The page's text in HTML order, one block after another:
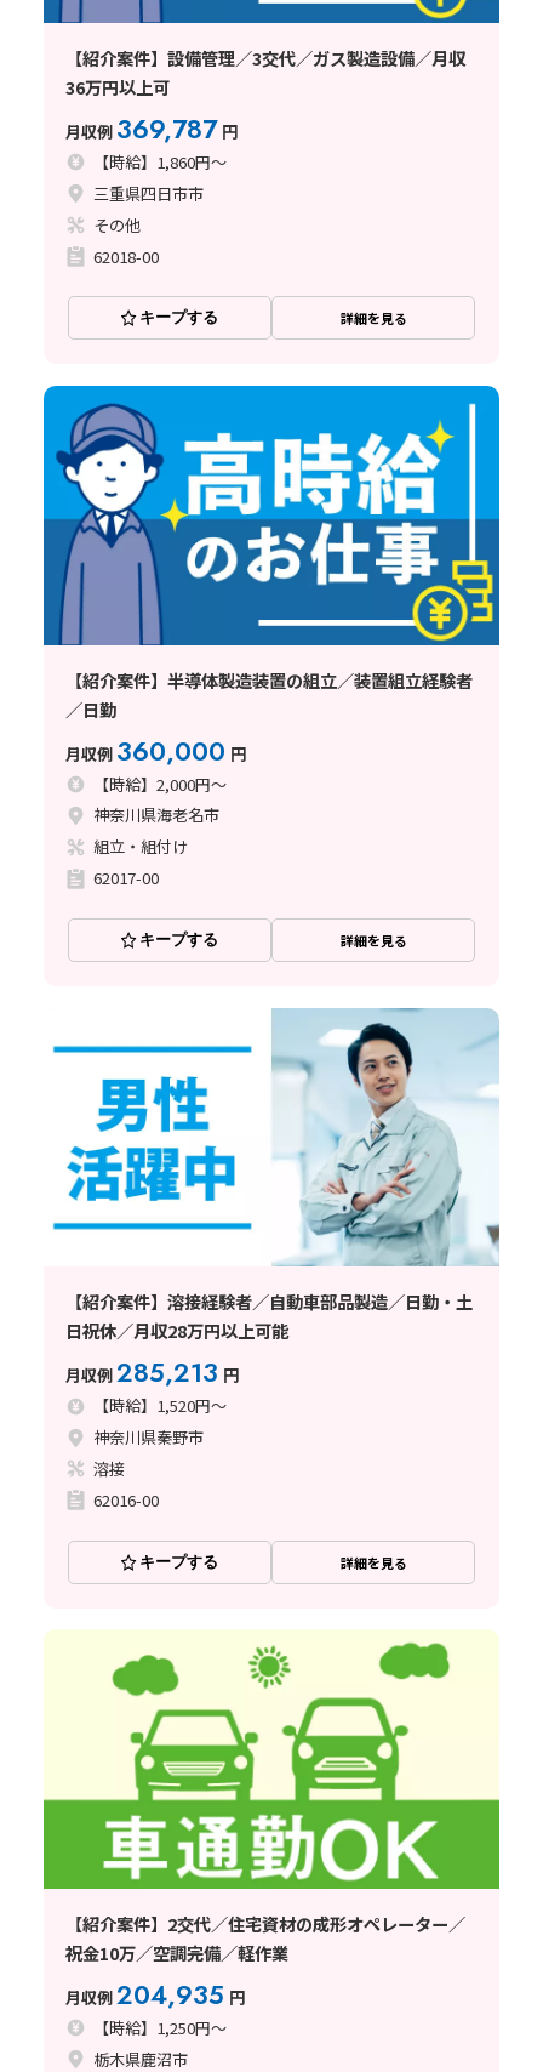
【紹介案件】設備管理／3交代／ガス製造設備／月収
36万円以上可
月収例 369,787 円
【時給】1,860円～
三重県四日市市
その他
62018-00
キープする 詳細を見る
【紹介案件】半導体製造装置の組立／装置組立経験者
／日勤
月収例 360,000 円
【時給】2,000円～
神奈川県海老名市
組立・組付け
62017-00
キープする 詳細を見る
【紹介案件】溶接経験者／自動車部品製造／日勤・土
日祝休／月収28万円以上可能
月収例285,213 円
【時給】1,520円～
神奈川県秦野市
溶接
62016-00
キープする 詳細を見る
【紹介案件】2交代／住宅資材の成形オペレーター／
祝金10万／空調完備／軽作業
月収例204,935 円
【時給】1,250円～
栃木県鹿沼市